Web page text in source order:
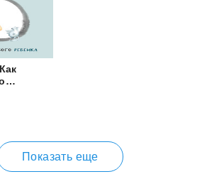
воспитать особого ребенка
Показать еще